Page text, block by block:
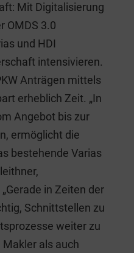
k
e
n
ai
l
tt
er
Mit Digitalisierung
OMDS 3.0
und HDI
intensivieren.
Anträgen mittels
erheblich Zeit. „In
Angebot bis zur
ermöglicht die
bestehende Varias
in Zeiten der
Schnittstellen zu
weiter zu
als auch